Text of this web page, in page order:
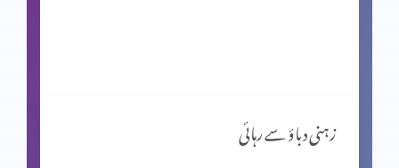
مسیحیت اور شاگردیت پارٹ 2
زہنی دباؤ سے رہائی